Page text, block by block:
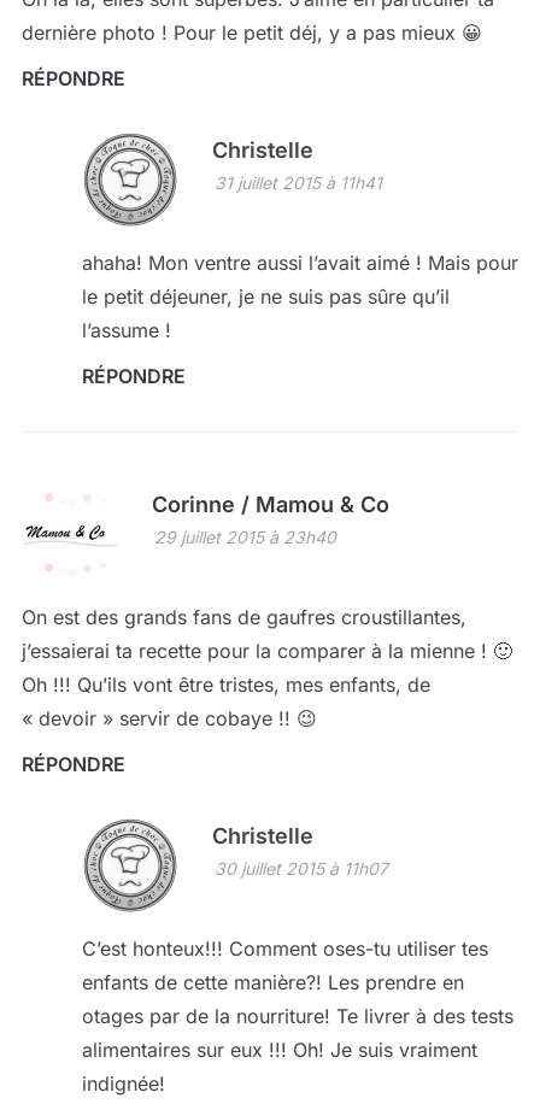
dernière photo ! Pour le petit déj, y a pas mieux 😀
RÉPONDRE
Christelle
31 juillet 2015 à 11h41
ahaha! Mon ventre aussi l’avait aimé ! Mais pour
le petit déjeuner, je ne suis pas sûre qu’il
l’assume !
RÉPONDRE
Corinne / Mamou & Co
29 juillet 2015 à 23h40
On est des grands fans de gaufres croustillantes,
j’essaierai ta recette pour la comparer à la mienne ! 🙂
Oh !!! Qu’ils vont être tristes, mes enfants, de
« devoir » servir de cobaye !! 😉
RÉPONDRE
Christelle
30 juillet 2015 à 11h07
C’est honteux!!! Comment oses-tu utiliser tes
enfants de cette manière?! Les prendre en
otages par de la nourriture! Te livrer à des tests
alimentaires sur eux !!! Oh! Je suis vraiment
indignée!